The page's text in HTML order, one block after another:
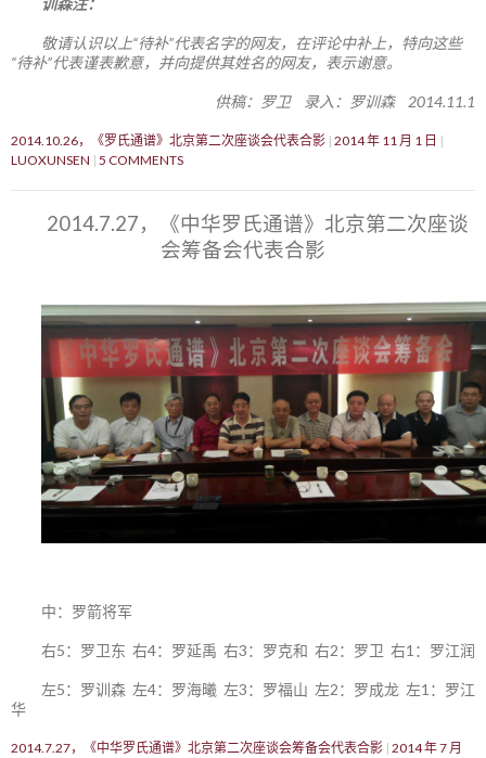
训森注：
敬请认识以上“待补”代表名字的网友，在评论中补上，特向这些
“待补”代表谨表歉意，并向提供其姓名的网友，表示谢意。
供稿：罗卫 录入：罗训森 2014.11.1
2014.10.26，《罗氏通谱》北京第二次座谈会代表合影 2014 年 11 月 1 日
LUOXUNSEN 5 COMMENTS
2014.7.27，《中华罗氏通谱》北京第二次座谈
会筹备会代表合影
中：罗箭将军
右5：罗卫东 右4：罗延禹 右3：罗克和 右2：罗卫 右1：罗江润
左5：罗训森 左4：罗海曦 左3：罗福山 左2：罗成龙 左1：罗江
华
2014.7.27，《中华罗氏通谱》北京第二次座谈会筹备会代表合影 2014 年 7 月